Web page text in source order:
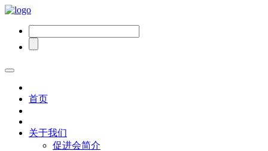
首页
关于我们
促进会简介